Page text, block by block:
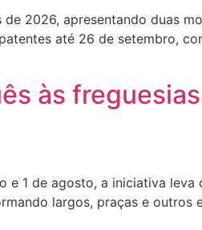
2026, apresentando duas
até 26 de setembro,
às
e 1 de agosto, a iniciativa leva
largos, praças e outros